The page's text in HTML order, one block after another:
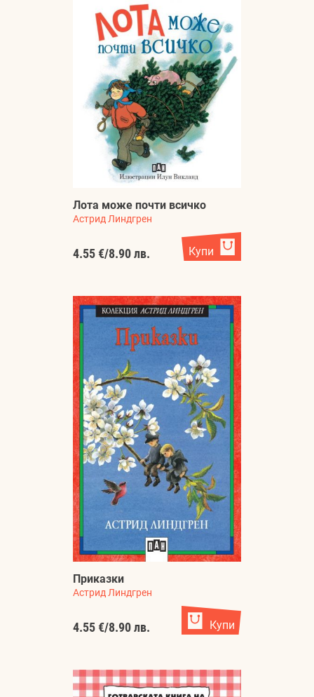
Лота може почти всичко
Астрид Линдгрен
4.55 €/8.90 лв. Купи
Приказки
Астрид Линдгрен
4.55 €/8.90 лв. Купи